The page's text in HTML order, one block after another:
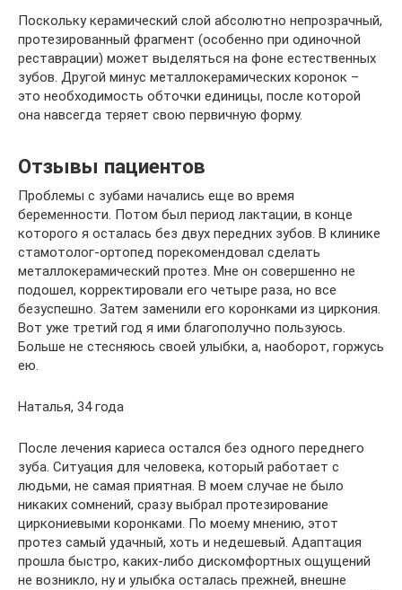
Поскольку керамический слой абсолютно непрозрачный,
протезированный фрагмент (особенно при одиночной
реставрации) может выделяться на фоне естественных
зубов. Другой минус металлокерамических коронок –
это необходимость обточки единицы, после которой
она навсегда теряет свою первичную форму.
Отзывы пациентов
Проблемы с зубами начались еще во время
беременности. Потом был период лактации, в конце
которого я осталась без двух передних зубов. В клинике
стамотолог-ортопед порекомендовал сделать
металлокерамический протез. Мне он совершенно не
подошел, корректировали его четыре раза, но все
безуспешно. Затем заменили его коронками из циркония.
Вот уже третий год я ими благополучно пользуюсь.
Больше не стесняюсь своей улыбки, а, наоборот, горжусь
ею.
Наталья, 34 года
После лечения кариеса остался без одного переднего
зуба. Ситуация для человека, который работает с
людьми, не самая приятная. В моем случае не было
никаких сомнений, сразу выбрал протезирование
циркониевыми коронками. По моему мнению, этот
протез самый удачный, хоть и недешевый. Адаптация
прошла быстро, каких-либо дискомфортных ощущений
не возникло, ну и улыбка осталась прежней, внешне